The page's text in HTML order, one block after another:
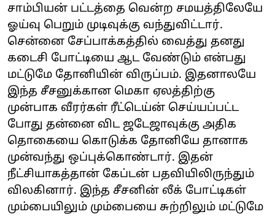
சாம்பியன் பட்டத்தை வென்ற சமயத்திலேயே
ஓய்வு பெறும் முடிவுக்கு வந்துவிட்டார்.
சென்னை சேப்பாக்கத்தில் வைத்து தனது
கடைசி போட்டியை ஆட வேண்டும் என்பது
மட்டுமே தோனியின் விருப்பம். இதனாலயே
இந்த சீசனுக்கான மெகா ஏலத்திற்கு
முன்பாக வீரர்கள் ரீட்டெய்ன் செய்யப்பட்ட
போது தன்னை விட ஜடேஜாவுக்கு அதிக
தொகையை கொடுக்க தோனியே தானாக
முன்வந்து ஒப்புக்கொண்டார். இதன்
நீட்சியாகத்தான் கேப்டன் பதவியிலிருந்தும்
விலகினார். இந்த சீசனின் லீக் போட்டிகள்
மும்பையிலும் மும்பையை சுற்றிலும் மட்டுமே